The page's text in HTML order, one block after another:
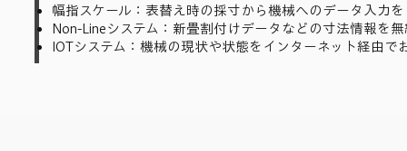
幅指スケール：表替え時の採寸から機械へのデータ入力
Non-Lineシステム：新畳割付けデータなどの寸法情報を
IOTシステム：機械の現状や状態をインターネット経由で